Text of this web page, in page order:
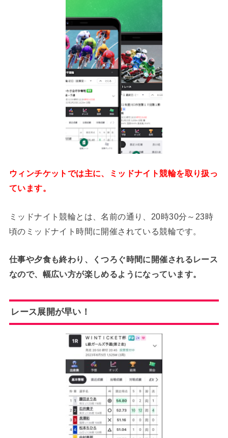
ウィンチケットでは主に、ミッドナイト競輪を取り扱っ
ています。
ミッドナイト競輪とは、名前の通り、20時30分～23時
頃のミッドナイト時間に開催されている競輪です。
仕事や夕食も終わり、くつろぐ時間に開催されるレース
なので、幅広い方が楽しめるようになっています。
レース展開が早い！